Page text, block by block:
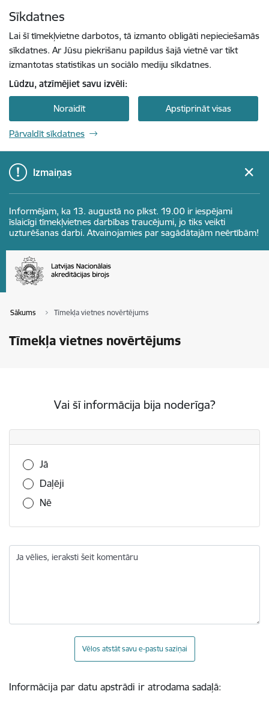
Sīkdatnes
Lai šī tīmekļvietne darbotos, tā izmanto obligāti nepieciešamās
sīkdatnes. Ar Jūsu piekrišanu papildus šajā vietnē var tikt
izmantotas statistikas un sociālo mediju sīkdatnes.
Lūdzu, atzīmējiet savu izvēli:
Noraidīt Apstiprināt visas
Pārvaldīt sīkdatnes
Izmaiņas
Informējam, ka 13. augustā no plkst. 19.00 ir iespējami
īslaicīgi tīmekļvietnes darbības traucējumi, jo tiks veikti
uzturēšanas darbi. Atvainojamies par sagādātajām neērtībām!
Sākums Tīmekļa vietnes novērtējums
Tīmekļa vietnes novērtējums
Vai šī informācija bija noderīga?
Vai šī informācija bija noderīga?
Jā
Daļēji
Nē
Ja vēlies, ieraksti šeit komentāru
Vēlos atstāt savu e-pastu saziņai
Informācija par datu apstrādi ir atrodama sadaļā: